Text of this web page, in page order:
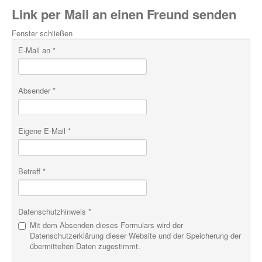
Link per Mail an einen Freund senden
Fenster schließen
E-Mail an *
Absender *
Eigene E-Mail *
Betreff *
Datenschutzhinweis *
Mit dem Absenden dieses Formulars wird der
Datenschutzerklärung dieser Website und der Speicherung der
übermittelten Daten zugestimmt.